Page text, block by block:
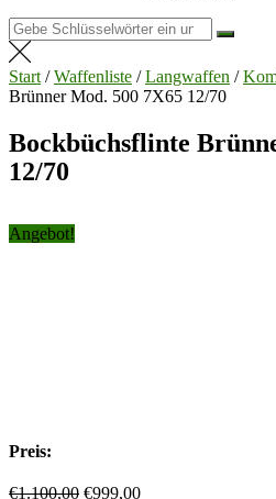
Suchen
nach:
Start /Waffenliste /Langwaffen /
Brünner Mod. 500 7X65 12/70
Bockbüchsflinte
12/70
Angebot!
Preis:
€1.100,00 Ursprünglicher
€999,00Aktueller